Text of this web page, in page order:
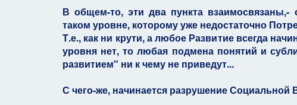
В общем-то, эти два пункта
таком уровне, которому уже недостаточно
Т.е., как ни крути, а любое Развитие всегда
уровня нет, то любая подмена понятий и
развитием" ни к чему не приведут...
С чего-же, начинается разрушение Социальной